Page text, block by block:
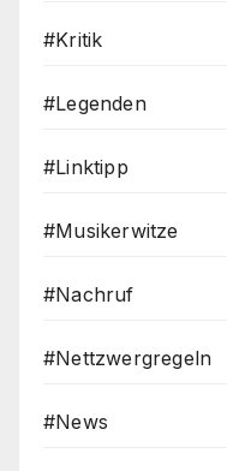
#Kritik
#Legenden
#Linktipp
#Musikerwitze
#Nachruf
#Nettzwergregeln
#News